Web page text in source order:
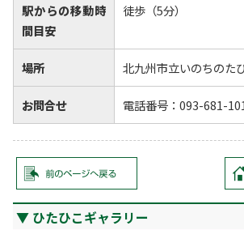
駅からの移動時
間目安
徒歩（5分）
場所 北九州市立いのちのた
お問合せ 電話番号：093-681-
ひたひこギャラリー